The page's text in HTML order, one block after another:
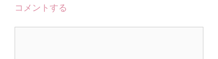
コメントする